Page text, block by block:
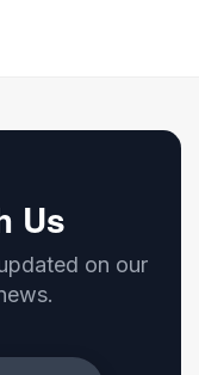
Us
on our